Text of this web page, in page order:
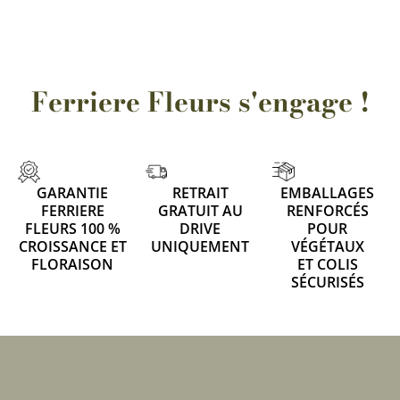
Ferriere Fleurs s'engage !
GARANTIE
FERRIERE
FLEURS 100 %
CROISSANCE ET
FLORAISON
RETRAIT
GRATUIT AU
DRIVE
UNIQUEMENT
EMBALLAGES
RENFORCÉS
POUR
VÉGÉTAUX
ET COLIS
SÉCURISÉS